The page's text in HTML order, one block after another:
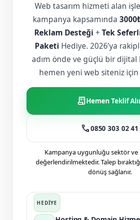
Web tasarım hizmeti alan
kampanya kapsamında
Reklam Desteği + Tek
Paketi Hediye. 2026’ya
adım önde ve güçlü bir dijital
hemen yeni web siteniz için
receipt_longHemen Teklif
call0850 303 02 41
Kampanya uygunluğu sektör ve
değerlendirilmektedir. Talep
dönüş sağlanır.